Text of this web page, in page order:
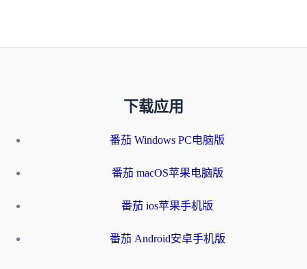
下载应用
番茄 Windows PC电脑版
番茄 macOS苹果电脑版
番茄 ios苹果手机版
番茄 Android安卓手机版